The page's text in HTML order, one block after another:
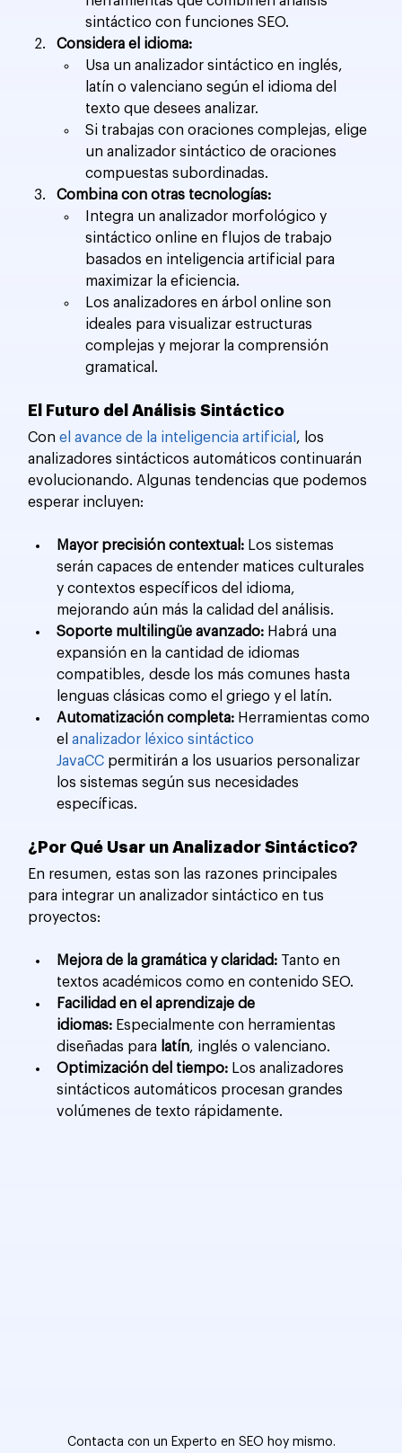
sintáctico con funciones SEO.
Considera el idioma:
Usa un analizador sintáctico en inglés,
latín o valenciano según el idioma del
texto que desees analizar.
Si trabajas con oraciones complejas, elige
un analizador sintáctico de oraciones
compuestas subordinadas.
Combina con otras tecnologías:
Integra un analizador morfológico y
sintáctico online en flujos de trabajo
basados en inteligencia artificial para
maximizar la eficiencia.
Los analizadores en árbol online son
ideales para visualizar estructuras
complejas y mejorar la comprensión
gramatical.
El Futuro del Análisis Sintáctico
Con el avance de la inteligencia artificial , los
analizadores sintácticos automáticos continuarán
evolucionando. Algunas tendencias que podemos
esperar incluyen:
Mayor precisión contextual: Los sistemas
serán capaces de entender matices culturales
y contextos específicos del idioma,
mejorando aún más la calidad del análisis.
Soporte multilingüe avanzado: Habrá una
expansión en la cantidad de idiomas
compatibles, desde los más comunes hasta
lenguas clásicas como el griego y el latín.
Automatización completa: Herramientas como
el analizador léxico sintáctico
JavaCC permitirán a los usuarios personalizar
los sistemas según sus necesidades
específicas.
¿Por Qué Usar un Analizador Sintáctico?
En resumen, estas son las razones principales
para integrar un analizador sintáctico en tus
proyectos:
Mejora de la gramática y claridad: Tanto en
textos académicos como en contenido SEO.
Facilidad en el aprendizaje de
idiomas: Especialmente con herramientas
diseñadas para latín, inglés o valenciano.
Optimización del tiempo: Los analizadores
sintácticos automáticos procesan grandes
volúmenes de texto rápidamente.
Contacta con un Experto en SEO hoy mismo.